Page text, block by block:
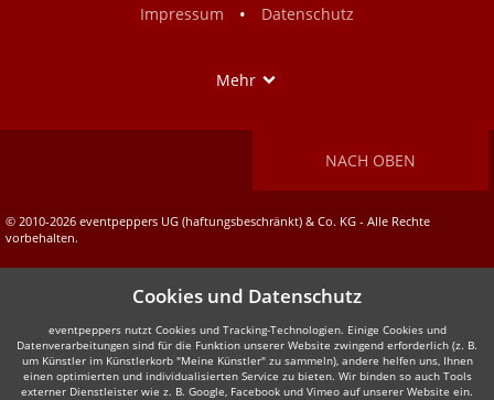
Impressum
• Datenschutz
Mehr
NACH OBEN
© 2010-2026 eventpeppers UG (haftungsbeschränkt) & Co. KG - Alle Rechte
vorbehalten.
Cookies und Datenschutz
eventpeppers nutzt Cookies und Tracking-Technologien. Einige Cookies und
Datenverarbeitungen sind für die Funktion unserer Website zwingend erforderlich (z. B.
um Künstler im Künstlerkorb "Meine Künstler" zu sammeln), andere helfen uns, Ihnen
einen optimierten und individualisierten Service zu bieten. Wir binden so auch Tools
externer Dienstleister wie z. B. Google, Facebook und Vimeo auf unserer Website ein.